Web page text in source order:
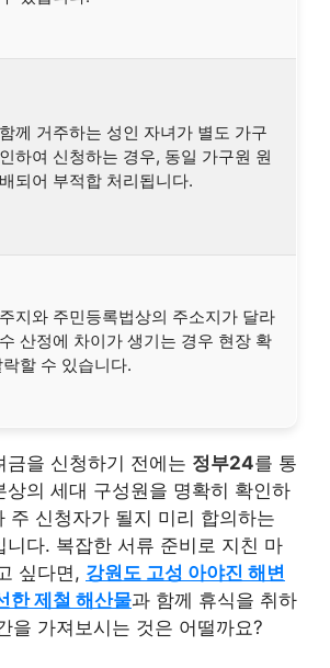
께 거주하는 성인 자녀가 별도 가구
하여 신청하는 경우, 동일 가구원 원
되어 부적합 처리됩니다.
지와 주민등록법상의 주소지가 달라
산정에 차이가 생기는 경우 현장 확
할 수 있습니다.
금을 신청하기 전에는 정부24를 통
상의 세대 구성원을 명확히 확인하
주 신청자가 될지 미리 합의하는
니다. 복잡한 서류 준비로 지친 마
싶다면, 강원도 고성 아야진 해변
한 제철 해산물과 함께 휴식을 취하
을 가져보시는 것은 어떨까요?